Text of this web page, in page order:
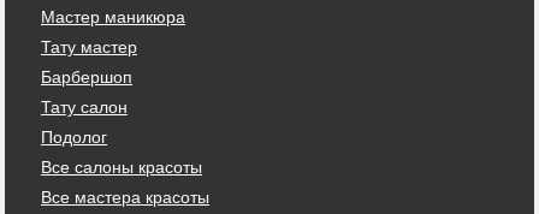
Мастер маникюра
Тату мастер
Барбершоп
Тату салон
Подолог
Все салоны красоты
Все мастера красоты